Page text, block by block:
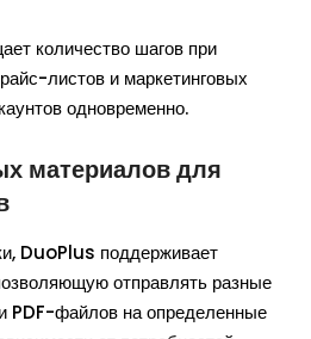
количество шагов при
листов и маркетинговых
одновременно.
материалов для
DuoPlus поддерживает
отправлять разные
PDF-файлов на определенные